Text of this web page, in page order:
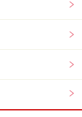
できない、つ
にくい